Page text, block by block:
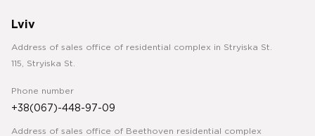
Lviv
Address of sales office of residential complex in Stryiska St.
115, Stryiska St.
Phone number
+38(067)-448-97-09
Address of sales office of Beethoven residential complex